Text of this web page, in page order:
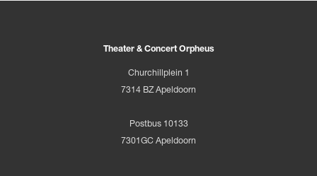
Theater & Concert Orpheus
Churchillplein 1
7314 BZ Apeldoorn
Postbus 10133
7301GC Apeldoorn